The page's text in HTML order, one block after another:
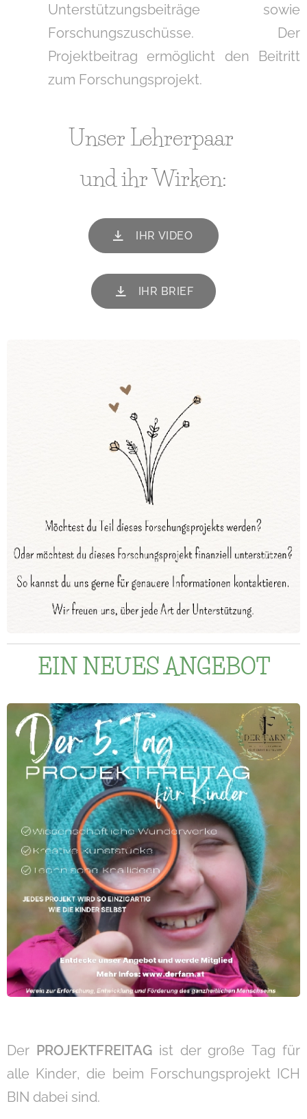
Unterstützungsbeiträge sowie
Forschungszuschüsse. Der
Projektbeitrag ermöglicht den Beitritt
zum Forschungsprojekt.
Unser Lehrerpaar
und ihr Wirken:
IHR VIDEO
IHR BRIEF
EIN NEUES ANGEBOT
Der PROJEKTFREITAGist der große Tag für
alle Kinder, die beim Forschungsprojekt ICH
BIN dabei sind.